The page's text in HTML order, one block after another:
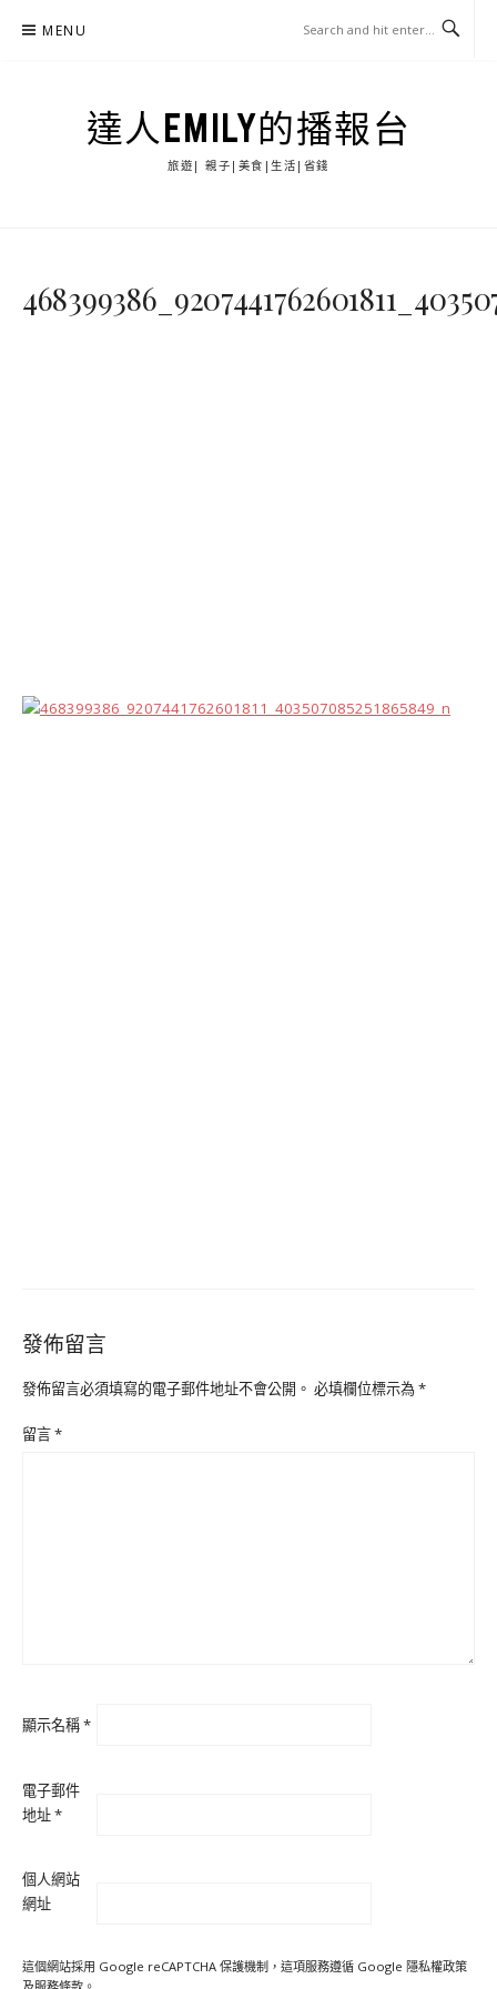
MENU
達人EMILY的播報台
旅遊| 親子|美食|生活|省錢
發佈留言
發佈留言必須填寫的電子郵件地址不會公開。 必填欄位標示為*
留言*
顯示名稱*
電子郵件
地址*
個人網站
網址
這個網站採用 Google reCAPTCHA 保護機制，這項服務遵循 Google 隱私權政策